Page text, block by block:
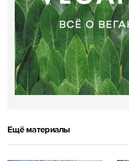
Ещё материалы